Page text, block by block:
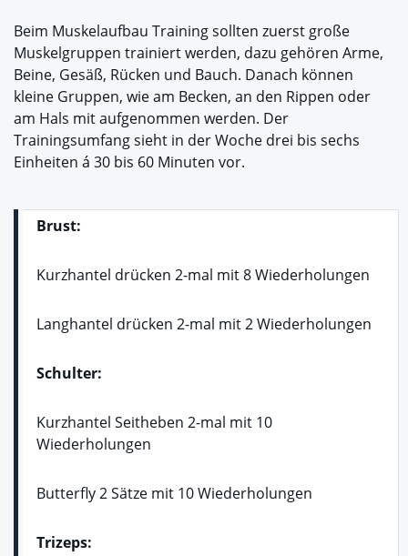
Beim Muskelaufbau Training sollten zuerst große
Muskelgruppen trainiert werden, dazu gehören Arme,
Beine, Gesäß, Rücken und Bauch. Danach können
kleine Gruppen, wie am Becken, an den Rippen oder
am Hals mit aufgenommen werden. Der
Trainingsumfang sieht in der Woche drei bis sechs
Einheiten á 30 bis 60 Minuten vor.
Brust:
Kurzhantel drücken 2-mal mit 8 Wiederholungen
Langhantel drücken 2-mal mit 2 Wiederholungen
Schulter:
Kurzhantel Seitheben 2-mal mit 10
Wiederholungen
Butterfly 2 Sätze mit 10 Wiederholungen
Trizeps: